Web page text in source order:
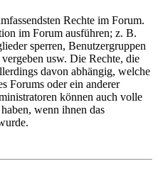
Rechte im Forum.
im Forum ausführen; z. B.
sperren, Benutzergruppen
usw. Die Rechte, die
davon abhängig, welche
Forums oder ein anderer
können auch volle
wenn ihnen das